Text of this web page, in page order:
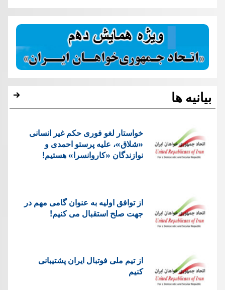
بیانیه ها
خواستار لغو فوری حکم غیر انسانی
«شلاق»، علیه پرستو احمدی و
نوازندگان «کاروانسرا» هستیم!
از توافق اولیه به عنوان گامی مهم در
جهت صلح استقبال می کنیم!
از تیم ملی فوتبال ایران پشتیبانی
کنیم